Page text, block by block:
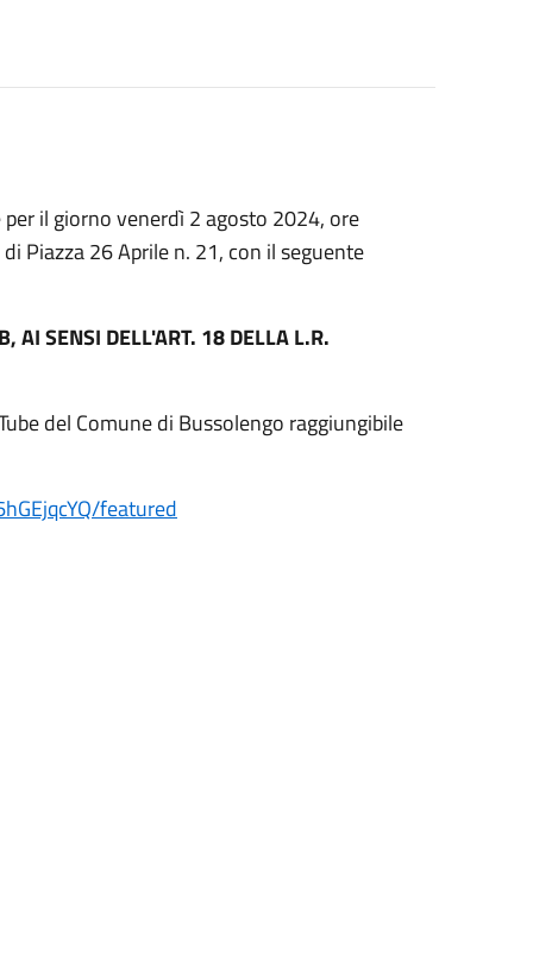
il giorno venerdì 2 agosto 2024, ore
Piazza 26 Aprile n. 21, con il seguente
AI SENSI DELL'ART. 18 DELLA L.R.
del Comune di Bussolengo raggiungibile
featured